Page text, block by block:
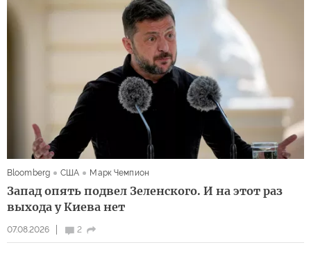
07.08.2026 2
Bloomberg США Марк Чемпион
Запад опять подвел Зеленского. И на этот раз
выхода у Киева нет